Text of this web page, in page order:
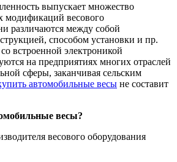
выпускает множество
модификаций весового
различаются между собой
способом установки и пр.
встроенной электроникой
на предприятиях многих отраслей
сферы, заканчивая сельским
автомобильные весы не составит
весы?
весового оборудования